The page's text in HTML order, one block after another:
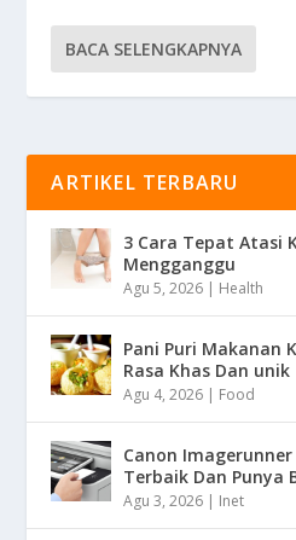
BACA SELENGKAPNYA
ARTIKEL TERBARU
3 Cara Tepat Atasi
Mengganggu
Agu 5, 2026 | Health
Pani Puri Makanan
Rasa Khas Dan unik
Agu 4, 2026 | Food
Canon Imagerunner
Terbaik Dan Punya
Agu 3, 2026 | Inet